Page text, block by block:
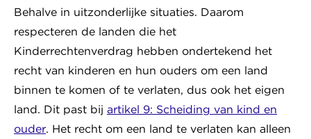
Behalve in uitzonderlijke situaties. Daarom
respecteren de landen die het
Kinderrechtenverdrag hebben ondertekend het
recht van kinderen en hun ouders om een land
binnen te komen of te verlaten, dus ook het eigen
land. Dit past bij artikel 9: Scheiding van kind en
ouder. Het recht om een land te verlaten kan alleen